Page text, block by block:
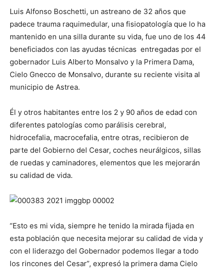
Luis Alfonso Boschetti, un astreano de 32 años que
padece trauma raquimedular, una fisiopatología que lo ha
mantenido en una silla durante su vida, fue uno de los 44
beneficiados con las ayudas técnicas entregadas por el
gobernador Luis Alberto Monsalvo y la Primera Dama,
Cielo Gnecco de Monsalvo, durante su reciente visita al
municipio de Astrea.
Él y otros habitantes entre los 2 y 90 años de edad con
diferentes patologías como parálisis cerebral,
hidrocefalia, macrocefalia, entre otras, recibieron de
parte del Gobierno del Cesar, coches neurálgicos, sillas
de ruedas y caminadores, elementos que les mejorarán
su calidad de vida.
“Esto es mi vida, siempre he tenido la mirada fijada en
esta población que necesita mejorar su calidad de vida y
con el liderazgo del Gobernador podemos llegar a todo
los rincones del Cesar”, expresó la primera dama Cielo